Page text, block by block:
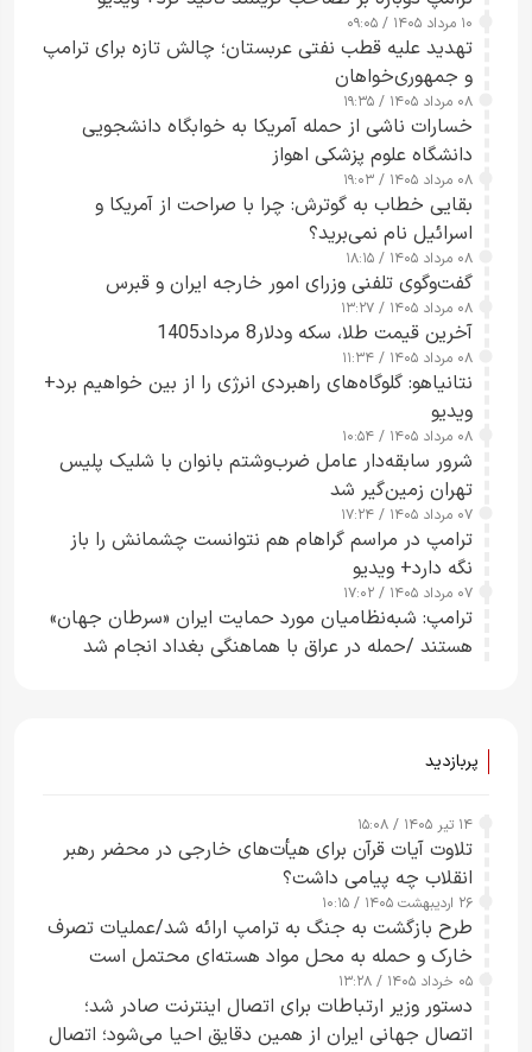
۱۰ مرداد ۱۴۰۵ / ۰۹:۰۵
تهدید علیه قطب نفتی عربستان؛ چالش تازه برای ترامپ
و جمهوری‌خواهان
۰۸ مرداد ۱۴۰۵ / ۱۹:۳۵
خسارات ناشی از حمله آمریکا به خوابگاه دانشجویی
دانشگاه علوم پزشکی اهواز
۰۸ مرداد ۱۴۰۵ / ۱۹:۰۳
بقایی خطاب به گوترش: چرا با صراحت از آمریکا و
اسرائیل نام نمی‌برید؟
۰۸ مرداد ۱۴۰۵ / ۱۸:۱۵
گفت‌وگوی تلفنی وزرای امور خارجه ایران و قبرس
۰۸ مرداد ۱۴۰۵ / ۱۳:۲۷
آخرین قیمت طلا، سکه ودلار8 مرداد1405
۰۸ مرداد ۱۴۰۵ / ۱۱:۳۴
نتانیاهو: گلوگاه‌های راهبردی انرژی را از بین خواهیم برد+
ویدیو
۰۸ مرداد ۱۴۰۵ / ۱۰:۵۴
شرور سابقه‌دار عامل ضرب‌وشتم بانوان با شلیک پلیس
تهران زمین‌گیر شد
۰۷ مرداد ۱۴۰۵ / ۱۷:۲۴
ترامپ در مراسم گراهام هم نتوانست چشمانش را باز
نگه دارد+ ویدیو
۰۷ مرداد ۱۴۰۵ / ۱۷:۰۲
ترامپ: شبه‌نظامیان مورد حمایت ایران «سرطان جهان»
هستند /حمله در عراق با هماهنگی بغداد انجام شد
پربازدید
۱۴ تیر ۱۴۰۵ / ۱۵:۰۸
تلاوت آیات قرآن برای هیأت‌های خارجی در محضر رهبر
انقلاب چه پیامی داشت؟
۲۶ اردیبهشت ۱۴۰۵ / ۱۰:۱۵
طرح‌ بازگشت به جنگ به ترامپ ارائه شد/عملیات تصرف
خارک و حمله به محل مواد هسته‌ای محتمل است
۰۵ خرداد ۱۴۰۵ / ۱۳:۲۸
دستور وزیر ارتباطات برای اتصال اینترنت صادر شد؛
اتصال جهانی ایران از همین دقایق احیا می‌شود؛ اتصال